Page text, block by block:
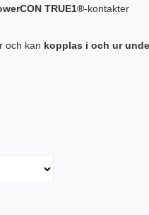
TRUE1®-kontakter
och kan kopplas i och ur